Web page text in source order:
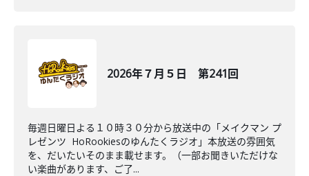
2026年７月５日 第241回
毎週日曜日よる１０時３０分から放送中の「メイクマン プ
レゼンツ HoRookiesのゆんたくラジオ」本放送の雰囲気
を、だいたいそのまま載せます。（一部お聞きいただけな
い楽曲があります、ご了...